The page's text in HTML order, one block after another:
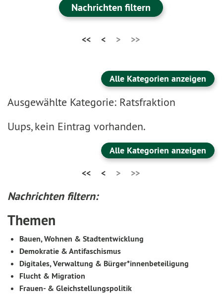
Nachrichten filtern
<< < > >>
Alle Kategorien anzeigen
Ausgewählte Kategorie: Ratsfraktion
Uups, kein Eintrag vorhanden.
Alle Kategorien anzeigen
<<
< > >>
Nachrichten filtern:
Themen
Bauen, Wohnen & Stadtentwicklung
Demokratie & Antifaschismus
Digitales, Verwaltung & Bürger*innenbeteiligung
Flucht & Migration
Frauen- & Gleichstellungspolitik